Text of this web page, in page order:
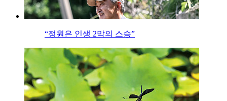
“정원은 인생 2막의 스승”